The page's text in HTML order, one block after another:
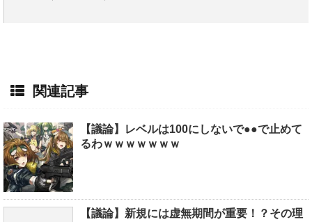
関連記事
【議論】レベルは100にしないで●●で止めて
るわｗｗｗｗｗｗｗ
【議論】新規には虚無期間が重要！？その理